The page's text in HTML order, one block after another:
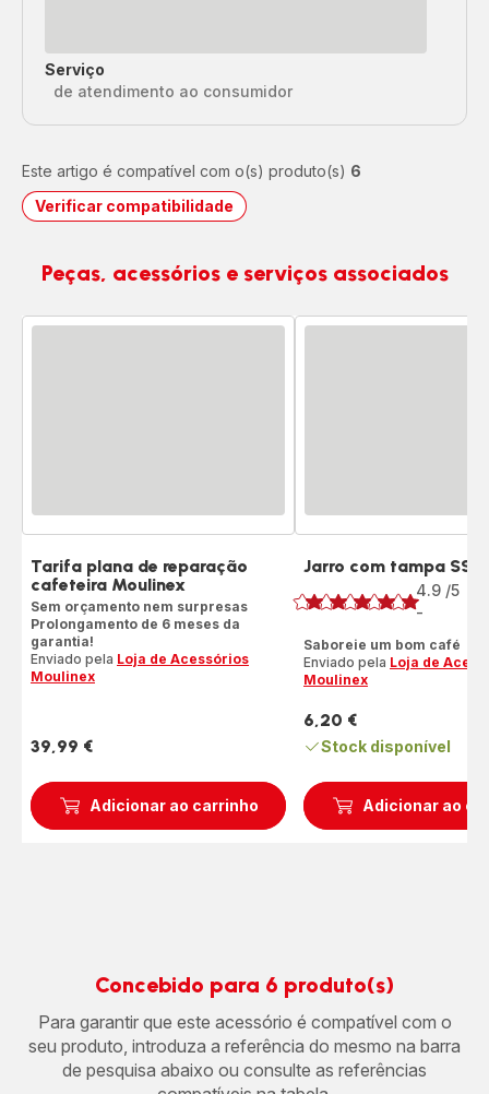
Serviço
de atendimento ao consumidor
Este artigo é compatível com o(s) produto(s) 6
Verificar compatibilidade
Peças, acessórios e serviços associados
Adicionar ao carrinho
Tarifa plana de reparação
cafeteira Moulinex
Sem orçamento nem surpresas
Prolongamento de 6 meses da
garantia!
Enviado pela Loja de Acessórios
Moulinex
Preço
39,99 €
Adicionar ao
Jarro com tampa SS-
Classificação
4.9 /5
-
Saboreie um bom café
Enviado pela Loja de
Moulinex
Preço
6,20 €
Stock disponível
Concebido para 6 produto(s)
Para garantir que este acessório é compatível com o
seu produto, introduza a referência do mesmo na barra
de pesquisa abaixo ou consulte as referências